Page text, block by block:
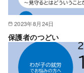
2023年8月24日
保護者のつどい